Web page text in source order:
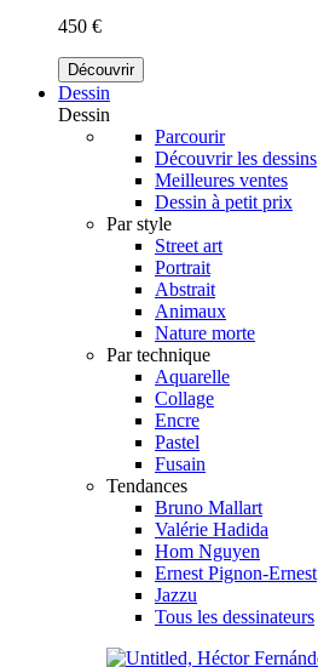
450 €
Découvrir
Dessin
Dessin
Parcourir
Découvrir les dessins
Meilleures ventes
Dessin à petit prix
Par style
Street art
Portrait
Abstrait
Animaux
Nature morte
Par technique
Aquarelle
Collage
Encre
Pastel
Fusain
Tendances
Bruno Mallart
Valérie Hadida
Hom Nguyen
Ernest Pignon-Ernest
Jazzu
Tous les dessinateurs